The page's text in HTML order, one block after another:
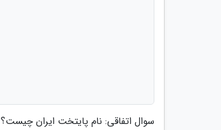
سوال اتفاقی: نام پایتخت ایران چیست؟